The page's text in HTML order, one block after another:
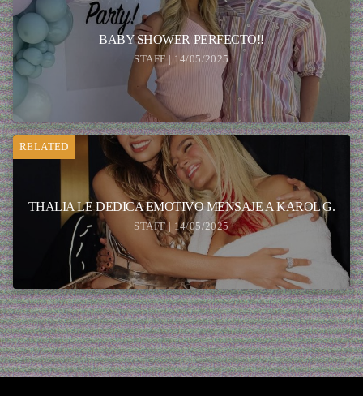
BABY SHOWER PERFECTO!!
STAFF | 14/05/2025
RELATED
THALIA LE DEDICA EMOTIVO MENSAJE A KAROL G.
STAFF | 14/05/2025